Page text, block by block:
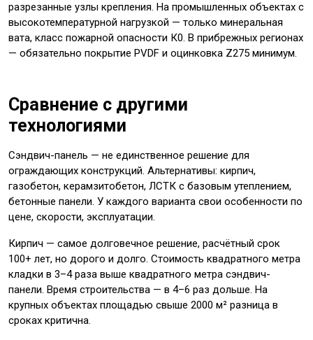
разрезанные узлы крепления. На промышленных объектах с
высокотемпературной нагрузкой — только минеральная
вата, класс пожарной опасности К0. В прибрежных регионах
— обязательно покрытие PVDF и оцинковка Z275 минимум.
Сравнение с другими
технологиями
Сэндвич-панель — не единственное решение для
ограждающих конструкций. Альтернативы: кирпич,
газобетон, керамзитобетон, ЛСТК с базовым утеплением,
бетонные панели. У каждого варианта свои особенности по
цене, скорости, эксплуатации.
Кирпич — самое долговечное решение, расчётный срок
100+ лет, но дорого и долго. Стоимость квадратного метра
кладки в 3–4 раза выше квадратного метра сэндвич-
панели. Время строительства — в 4–6 раз дольше. На
крупных объектах площадью свыше 2000 м² разница в
сроках критична.